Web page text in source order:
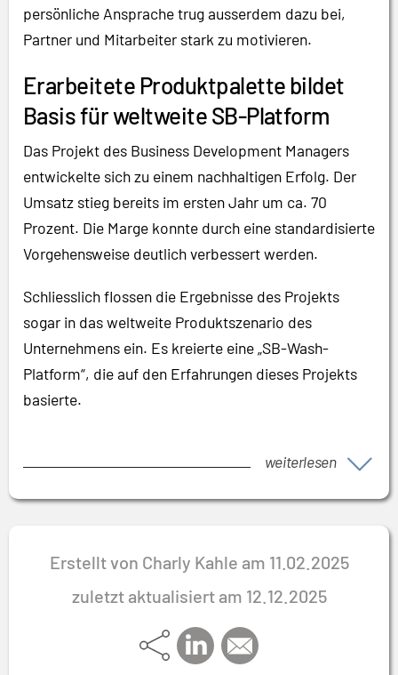
persönliche Ansprache trug ausserdem dazu bei,
Partner und Mitarbeiter stark zu motivieren.
Erarbeitete Produktpalette bildet
Basis für weltweite SB-Platform
Das Projekt des Business Development Managers
entwickelte sich zu einem nachhaltigen Erfolg. Der
Umsatz stieg bereits im ersten Jahr um ca. 70
Prozent. Die Marge konnte durch eine standardisierte
Vorgehensweise deutlich verbessert werden.
Schliesslich flossen die Ergebnisse des Projekts
sogar in das weltweite Produktszenario des
Unternehmens ein. Es kreierte eine „SB-Wash-
Platform“, die auf den Erfahrungen dieses Projekts
basierte.
weiterlesen
Erstellt von Charly Kahle am 11.02.2025
zuletzt aktualisiert am 12.12.2025